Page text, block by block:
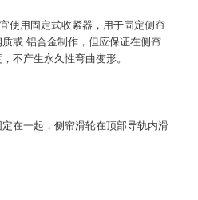
使用固定式收紧器，用于固定侧帘
或 铝合金制作，但应保证在侧帘
不产生永久性弯曲变形。
在一起，侧帘滑轮在顶部导轨内滑